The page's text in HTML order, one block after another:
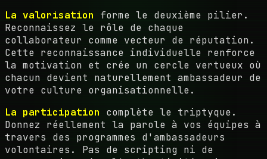
La valorisation forme le deuxième pilier.
Reconnaissez le rôle de chaque
collaborateur comme vecteur de réputation.
Cette reconnaissance individuelle renforce
la motivation et crée un cercle vertueux où
chacun devient naturellement ambassadeur de
votre culture organisationnelle.
La participation complète le triptyque.
Donnez réellement la parole à vos équipes à
travers des programmes d'ambassadeurs
volontaires. Pas de scripting ni de